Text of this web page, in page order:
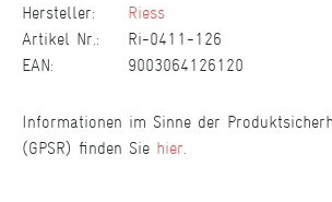
Hersteller:
Riess
Artikel Nr.:
Ri-0411-126
EAN:
9003064126120
Informationen im Sinne der
(GPSR) finden Sie hier